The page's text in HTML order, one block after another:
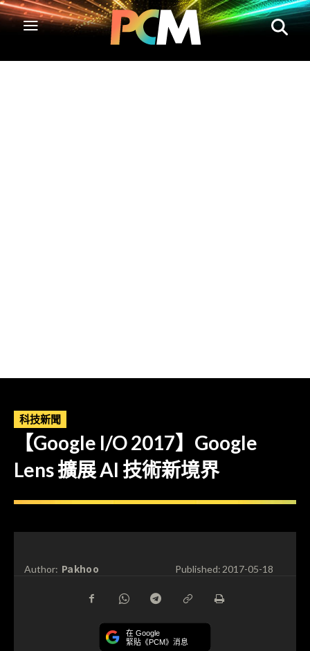
科技新聞
【Google I/O 2017】Google
Lens 擴展 AI 技術新境界
Author: Pakhoo Published:2017-05-18
在 Google
緊貼《PCM》消息